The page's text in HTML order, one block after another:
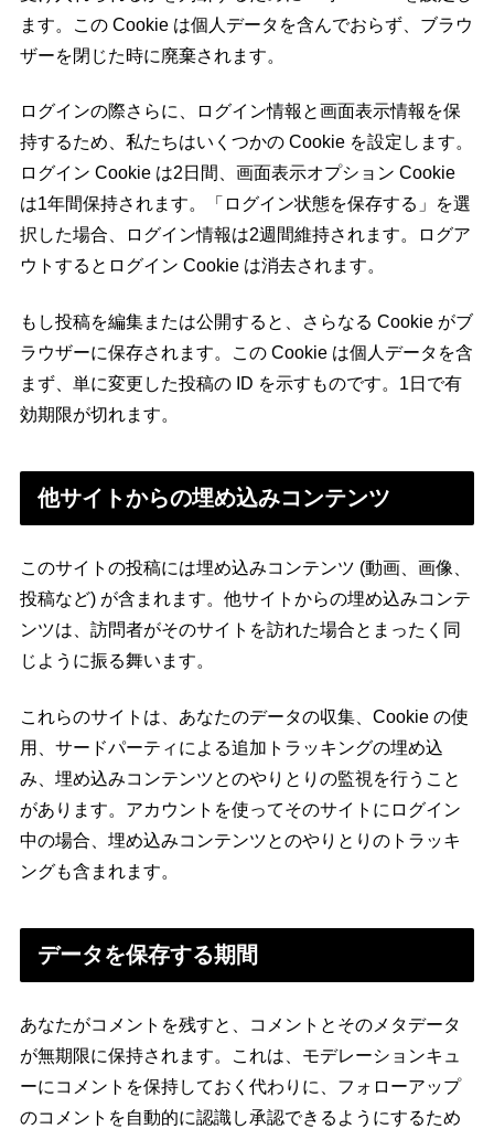
ます。この Cookie は個人データを含んでおらず、ブラウ
ザーを閉じた時に廃棄されます。
ログインの際さらに、ログイン情報と画面表示情報を保
持するため、私たちはいくつかの Cookie を設定します。
ログイン Cookie は2日間、画面表示オプション Cookie
は1年間保持されます。「ログイン状態を保存する」を選
択した場合、ログイン情報は2週間維持されます。ログア
ウトするとログイン Cookie は消去されます。
もし投稿を編集または公開すると、さらなる Cookie がブ
ラウザーに保存されます。この Cookie は個人データを含
まず、単に変更した投稿の ID を示すものです。1日で有
効期限が切れます。
他サイトからの埋め込みコンテンツ
このサイトの投稿には埋め込みコンテンツ (動画、画像、
投稿など) が含まれます。他サイトからの埋め込みコンテ
ンツは、訪問者がそのサイトを訪れた場合とまったく同
じように振る舞います。
これらのサイトは、あなたのデータの収集、Cookie の使
用、サードパーティによる追加トラッキングの埋め込
み、埋め込みコンテンツとのやりとりの監視を行うこと
があります。アカウントを使ってそのサイトにログイン
中の場合、埋め込みコンテンツとのやりとりのトラッキ
ングも含まれます。
データを保存する期間
あなたがコメントを残すと、コメントとそのメタデータ
が無期限に保持されます。これは、モデレーションキュ
ーにコメントを保持しておく代わりに、フォローアップ
のコメントを自動的に認識し承認できるようにするため